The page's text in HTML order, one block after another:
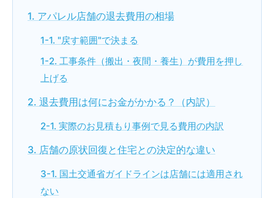
1. アパレル店舗の退去費用の相場
1-1. "戻す範囲"で決まる
1-2. 工事条件（搬出・夜間・養生）が費用を押し
上げる
2. 退去費用は何にお金がかかる？（内訳）
2-1. 実際のお見積もり事例で見る費用の内訳
3. 店舗の原状回復と住宅との決定的な違い
3-1. 国土交通省ガイドラインは店舗には適用され
ない